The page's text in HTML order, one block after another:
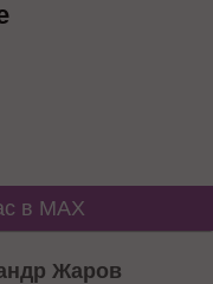
в MAX
Жаров